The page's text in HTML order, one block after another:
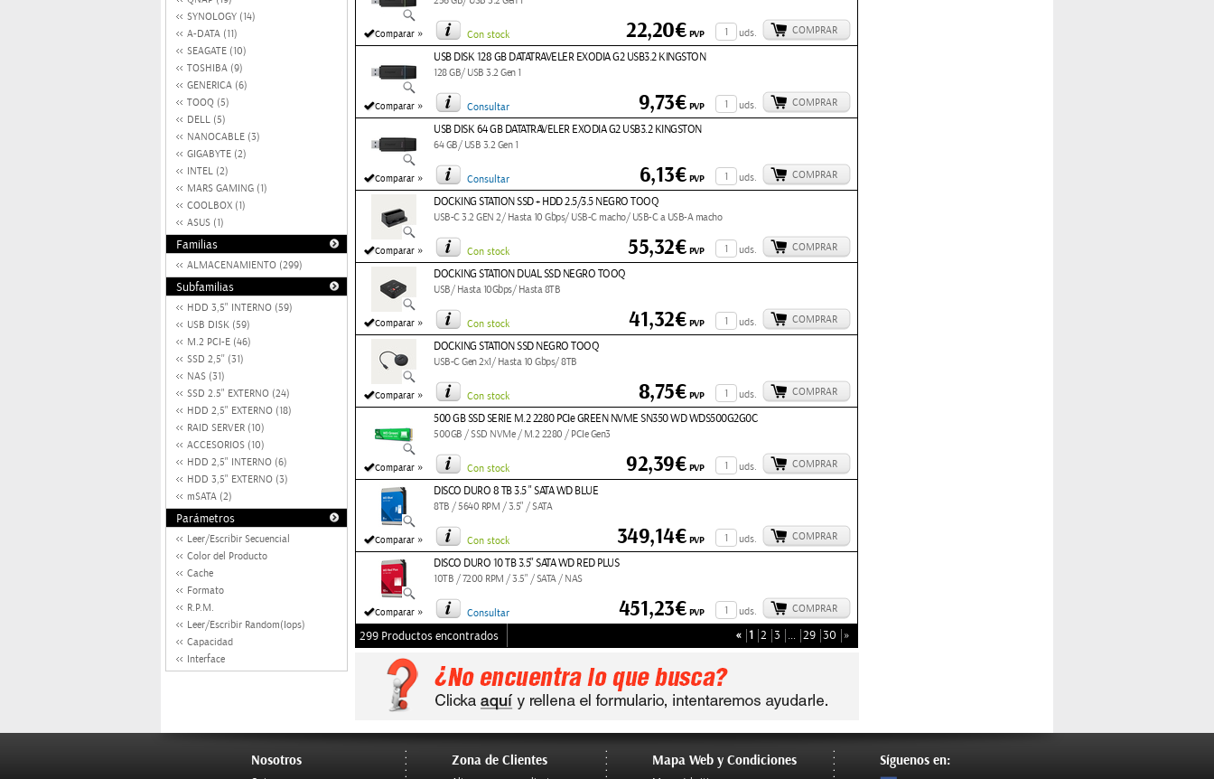
SYNOLOGY (14)
A-DATA (11)
SEAGATE (10)
TOSHIBA (9)
GENERICA (6)
TOOQ (5)
DELL (5)
NANOCABLE (3)
GIGABYTE (2)
INTEL (2)
MARS GAMING (1)
COOLBOX (1)
ASUS (1)
Familias
ALMACENAMIENTO (299)
Subfamilias
HDD 3,5" INTERNO (59)
USB DISK (59)
M.2 PCI-E (46)
SSD 2,5'' (31)
NAS (31)
SSD 2.5" EXTERNO (24)
HDD 2,5" EXTERNO (18)
RAID SERVER (10)
ACCESORIOS (10)
HDD 2,5" INTERNO (6)
HDD 3,5" EXTERNO (3)
mSATA (2)
Parámetros
Leer/Escribir Secuencial
Color del Producto
Cache
Formato
R.P.M.
Leer/Escribir Random(Iops)
Capacidad
Interface
Comparar » Con stock uds. COMPRAR
22,20€PVP
Comparar »
USB DISK 128 GB DATATRAVELER EXODIA G2 USB3.2 KINGSTON
128 GB/ USB 3.2 Gen 1
Consultar uds. COMPRAR
9,73€PVP
Comparar »
USB DISK 64 GB DATATRAVELER EXODIA G2 USB3.2 KINGSTON
64 GB/ USB 3.2 Gen 1
Consultar uds. COMPRAR
6,13€PVP
Comparar »
DOCKING STATION SSD + HDD 2.5/3.5 NEGRO TOOQ
USB-C 3.2 GEN 2/ Hasta 10 Gbps/ USB-C macho/ USB-C a USB-A macho
Con stock uds. COMPRAR
55,32€PVP
Comparar »
DOCKING STATION DUAL SSD NEGRO TOOQ
USB/ Hasta 10Gbps/ Hasta 8TB
Con stock uds. COMPRAR
41,32€PVP
Comparar »
DOCKING STATION SSD NEGRO TOOQ
USB-C Gen 2x1/ Hasta 10 Gbps/ 8TB
Con stock uds. COMPRAR
8,75€PVP
Comparar »
500 GB SSD SERIE M.2 2280 PCIe GREEN NVME SN350 WD WDS500G2G0C
500GB / SSD NVMe / M.2 2280 / PCIe Gen3
Con stock uds. COMPRAR
92,39€PVP
Comparar »
DISCO DURO 8 TB 3.5 " SATA WD BLUE
8TB / 5640 RPM / 3.5" / SATA
Con stock uds. COMPRAR
349,14€PVP
Comparar »
DISCO DURO 10 TB 3.5" SATA WD RED PLUS
10TB / 7200 RPM / 3.5" / SATA / NAS
Consultar uds. COMPRAR
451,23€PVP
299 Productos encontrados « 1 2 3 … 29 30 »
Nosotros Zona de Clientes Mapa Web y Condiciones Síguenos en: